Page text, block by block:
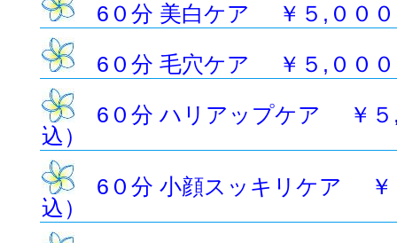
6０分 美白ケア ￥５,０００
6０分 毛穴ケア ￥５,０００
6０分 ハリアップケア ￥５,
込）
6０分 小顔スッキリケア ￥
込）